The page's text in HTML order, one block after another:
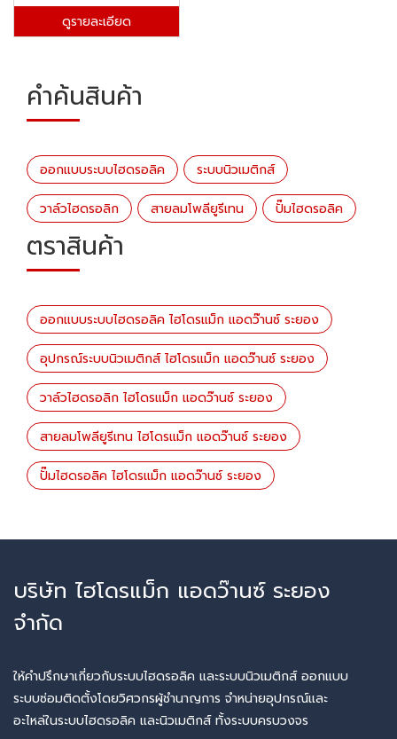
ดูรายละเอียด
คำค้นสินค้า
ออกแบบระบบไฮดรอลิค ระบบนิวเมติกส์
วาล์วไฮดรอลิก สายลมโพลียูรีเทน ปั๊มไฮดรอลิค
ตราสินค้า
ออกแบบระบบไฮดรอลิค ไฮโดรแม็ก แอดว๊านซ์ ระยอง
อุปกรณ์ระบบนิวเมติกส์ ไฮโดรแม็ก แอดว๊านซ์ ระยอง
วาล์วไฮดรอลิก ไฮโดรแม็ก แอดว๊านซ์ ระยอง
สายลมโพลียูรีเทน ไฮโดรแม็ก แอดว๊านซ์ ระยอง
ปั๊มไฮดรอลิค ไฮโดรแม็ก แอดว๊านซ์ ระยอง
บริษัท ไฮโดรแม็ก แอดว๊านซ์ ระยอง
จำกัด
ให้คำปรึกษาเกี่ยวกับระบบไฮดรอลิค และระบบนิวเมติกส์ ออกแบบ
ระบบซ่อมติดตั้งโดยวิศวกรผู้ชำนาญการ จำหน่ายอุปกรณ์และ
อะไหล่ในระบบไฮดรอลิค และนิวเมติกส์​ ทั้งระบบครบวงจร